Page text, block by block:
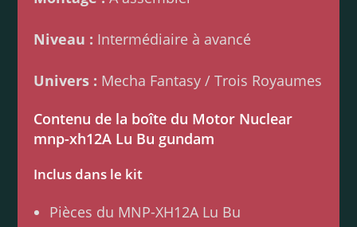
Niveau : Intermédiaire à avancé
Univers : Mecha Fantasy / Trois Royaumes
Contenu de la boîte du Motor Nuclear
mnp-xh12A Lu Bu gundam
Inclus dans le kit
Pièces du MNP-XH12A Lu Bu